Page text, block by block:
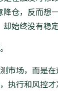
仓，反而想
始终没有稳
市场，而是
执行和风控